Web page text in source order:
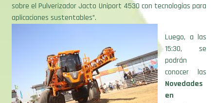
sobre el Pulverizador Jacto Uniport 4530 con tecnologías para
aplicaciones sustentables”.
Luego, a las
15:30, se
podrán
conocer las
Novedades
en